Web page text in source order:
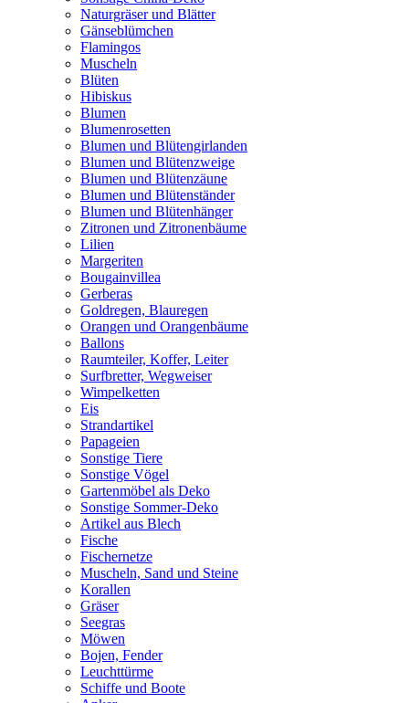
Naturgräser und Blätter
Gänseblümchen
Flamingos
Muscheln
Blüten
Hibiskus
Blumen
Blumenrosetten
Blumen und Blütengirlanden
Blumen und Blütenzweige
Blumen und Blütenzäune
Blumen und Blütenständer
Blumen und Blütenhänger
Zitronen und Zitronenbäume
Lilien
Margeriten
Bougainvillea
Gerberas
Goldregen, Blauregen
Orangen und Orangenbäume
Ballons
Raumteiler, Koffer, Leiter
Surfbretter, Wegweiser
Wimpelketten
Eis
Strandartikel
Papageien
Sonstige Tiere
Sonstige Vögel
Gartenmöbel als Deko
Sonstige Sommer-Deko
Artikel aus Blech
Fische
Fischernetze
Muscheln, Sand und Steine
Korallen
Gräser
Seegras
Möwen
Bojen, Fender
Leuchttürme
Schiffe und Boote